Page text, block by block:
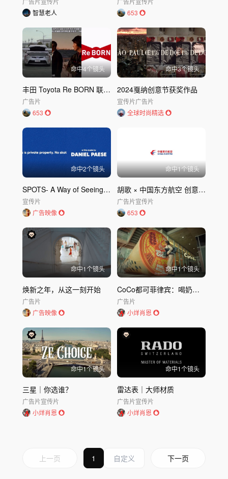
智慧老人
653
命中4个镜头
丰田 Toyota Re BORN 联动长篇创意广告
广告片
653
命中3个镜头
2024戛纳创意节获奖作品
宣传片广告片
全球时尚精选
命中2个镜头
SPOTS- A Way of Seeing-体育——一种观看方式
宣传片
广告映像
命中1个镜头
胡歌 × 中国东方航空 创意广告：总有“转机”抵达精彩，相信明天会更好
广告片宣传片
653
命中1个镜头
焕新之年，从这一刻开始
广告片
广告映像
命中1个镜头
CoCo都可菲律宾：喝奶茶解压正确姿势
广告片
小烊肖恩
命中1个镜头
三星｜你选谁？
广告片宣传片
小烊肖恩
命中1个镜头
雷达表｜大师材质
广告片宣传片
小烊肖恩
上一页 1 下一页